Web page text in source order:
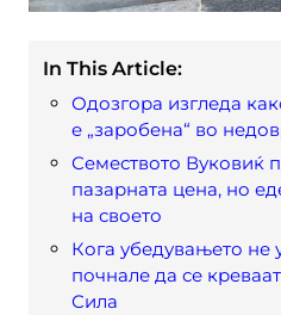
In This Article:
Одозгора изгледа
е „заробена“ во
Семеството Вуковиќ
пазарната цена, но
на своето
Кога убедувањето не
почнале да се
Сила